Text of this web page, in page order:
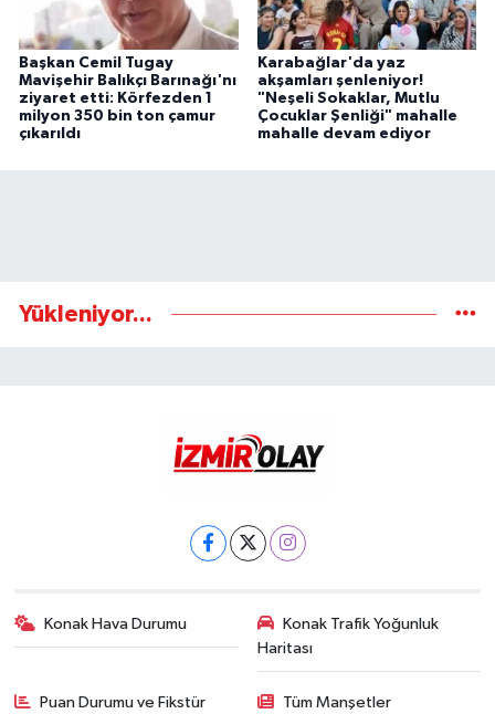
Başkan Cemil Tugay
Mavişehir Balıkçı Barınağı'nı
ziyaret etti: Körfezden 1
milyon 350 bin ton çamur
çıkarıldı
Karabağlar'da yaz
akşamları şenleniyor!
"Neşeli Sokaklar, Mutlu
Çocuklar Şenliği" mahalle
mahalle devam ediyor
Yükleniyor...
Konak Hava Durumu
Konak Trafik Yoğunluk
Haritası
Puan Durumu ve Fikstür Tüm Manşetler